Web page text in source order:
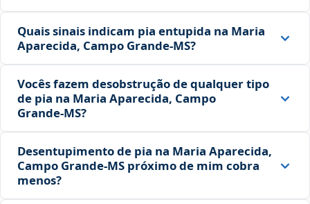
Quais sinais indicam pia entupida na Maria
Aparecida, Campo Grande‑MS?
Vocês fazem desobstrução de qualquer tipo
de pia na Maria Aparecida, Campo
Grande‑MS?
Desentupimento de pia na Maria Aparecida,
Campo Grande‑MS próximo de mim cobra
menos?